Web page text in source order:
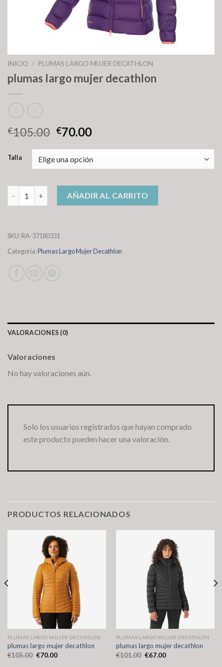
INICIO / PLUMAS LARGO MUJER DECATHLON
plumas largo mujer decathlon
€105.00 €70.00
Talla
plumas largo mujer decathlon cantidad
AÑADIR AL CARRITO
SKU:RA-37180331
Categoría:Plumas Largo Mujer Decathlon
VALORACIONES (0)
Valoraciones
No hay valoraciones aún.
Solo los usuarios registrados que hayan comprado
este producto pueden hacer una valoración.
PRODUCTOS RELACIONADOS
PLUMAS LARGO MUJER DECATHLON
plumas largo mujer decathlon
€105.00 €70.00
PLUMAS LARGO MUJER DECATHLON
plumas largo mujer decathlon
€101.00 €67.00